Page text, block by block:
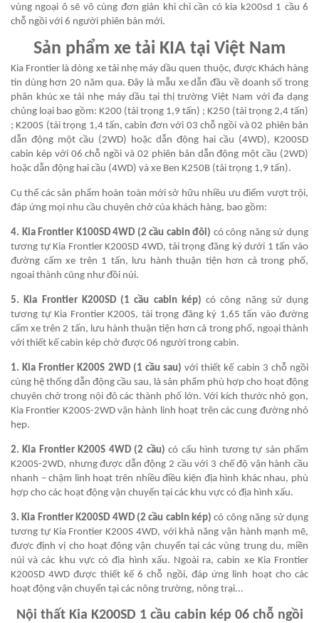
vùng ngoại ô sẽ vô cùng đơn giản khi chỉ cần có kia k200sd 1 cầu 6
chỗ ngồi với 6 người phiên bản mới.
Sản phẩm xe tải KIA tại Việt Nam
Kia Frontier là dòng xe tải nhẹ máy dầu quen thuộc, được Khách hàng
tin dùng hơn 20 năm qua. Đây là mẫu xe dẫn đầu về doanh số trong
phân khúc xe tải nhẹ máy dầu tại thị trường Việt Nam với đa dạng
chủng loại bao gồm: K200 (tải trọng 1,9 tấn) ; K250 (tải trọng 2,4 tấn)
; K200S (tải trọng 1,4 tấn, cabin đơn với 03 chỗ ngồi và 02 phiên bản
dẫn động một cầu (2WD) hoặc dẫn động hai cầu (4WD), K200SD
cabin kép với 06 chỗ ngồi và 02 phiên bản dẫn động một cầu (2WD)
hoặc dẫn động hai cầu (4WD) và xe Ben K250B (tải trọng 1,9 tấn).
Cụ thể các sản phẩm hoàn toàn mới sở hữu nhiều ưu điểm vượt trội,
đáp ứng mọi nhu cầu chuyên chở của khách hàng, bao gồm:
4. Kia Frontier K100SD 4WD (2 cầu cabin đôi) có công năng sử dụng
tương tự Kia Frontier K200SD 4WD, tải trọng đăng ký dưới 1 tấn vào
đường cấm xe trên 1 tấn, lưu hành thuận tiện hơn cả trong phố,
ngoại thành cũng như đồi núi.
5. Kia Frontier K200SD (1 cầu cabin kép) có công năng sử dụng
tương tự Kia Frontier K200S, tải trọng đăng ký 1,65 tấn vào đường
cấm xe trên 2 tấn, lưu hành thuận tiện hơn cả trong phố, ngoại thành
với thiết kế cabin kép chở được 06 người trong cabin.
1. Kia Frontier K200S 2WD (1 cầu sau) với thiết kế cabin 3 chỗ ngồi
cùng hệ thống dẫn động cầu sau, là sản phẩm phù hợp cho hoạt động
chuyên chở trong nội đô các thành phố lớn. Với kích thước nhỏ gọn,
Kia Frontier K200S-2WD vận hành linh hoạt trên các cung đường nhỏ
hẹp.
2. Kia Frontier K200S 4WD (2 cầu) có cấu hình tương tự sản phẩm
K200S-2WD, nhưng được dẫn động 2 cầu với 3 chế độ vận hành cầu
nhanh – chậm linh hoạt trên nhiều điều kiện địa hình khác nhau, phù
hợp cho các hoạt động vận chuyển tại các khu vực có địa hình xấu.
3. Kia Frontier K200SD 4WD (2 cầu cabin kép) có công năng sử dụng
tương tự Kia Frontier K200S 4WD, với khả năng vận hành mạnh mẽ,
được định vị cho hoạt động vận chuyển tại các vùng trung du, miền
núi và các khu vực có địa hình xấu. Ngoài ra, cabin xe Kia Frontier
K200SD 4WD được thiết kế 6 chỗ ngồi, đáp ứng linh hoạt cho các
hoạt động vận chuyển tại các nông trường, nông trại...
Nội thất Kia K200SD 1 cầu cabin kép 06 chỗ ngồi